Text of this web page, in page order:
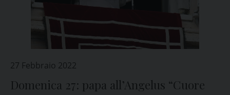
27 Febbraio 2022
Domenica 27: papa all’Angelus “Cuore